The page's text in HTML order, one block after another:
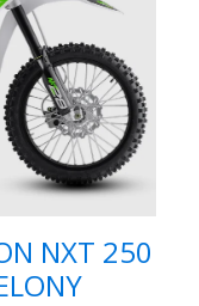
NXT 250